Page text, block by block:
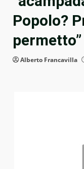
Popolo?
permetto”
Alberto Francavilla